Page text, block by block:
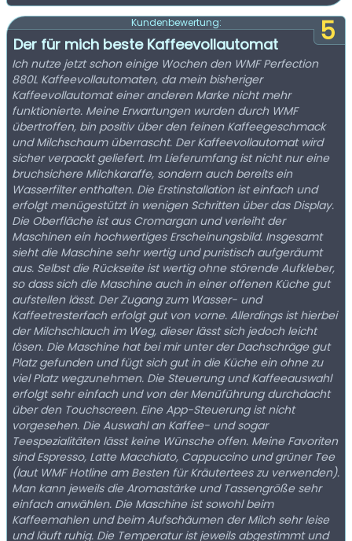
5
Kundenbewertung:
Der für mich beste Kaffeevollautomat
Ich nutze jetzt schon einige Wochen den WMF Perfection
880L Kaffeevollautomaten, da mein bisheriger
Kaffeevollautomat einer anderen Marke nicht mehr
funktionierte. Meine Erwartungen wurden durch WMF
übertroffen, bin positiv über den feinen Kaffeegeschmack
und Milchschaum überrascht. Der Kaffeevollautomat wird
sicher verpackt geliefert. Im Lieferumfang ist nicht nur eine
bruchsichere Milchkaraffe, sondern auch bereits ein
Wasserfilter enthalten. Die Erstinstallation ist einfach und
erfolgt menügestützt in wenigen Schritten über das Display.
Die Oberfläche ist aus Cromargan und verleiht der
Maschinen ein hochwertiges Erscheinungsbild. Insgesamt
sieht die Maschine sehr wertig und puristisch aufgeräumt
aus. Selbst die Rückseite ist wertig ohne störende Aufkleber,
so dass sich die Maschine auch in einer offenen Küche gut
aufstellen lässt. Der Zugang zum Wasser- und
Kaffeetresterfach erfolgt gut von vorne. Allerdings ist hierbei
der Milchschlauch im Weg, dieser lässt sich jedoch leicht
lösen. Die Maschine hat bei mir unter der Dachschräge gut
Platz gefunden und fügt sich gut in die Küche ein ohne zu
viel Platz wegzunehmen. Die Steuerung und Kaffeeauswahl
erfolgt sehr einfach und von der Menüführung durchdacht
über den Touchscreen. Eine App-Steuerung ist nicht
vorgesehen. Die Auswahl an Kaffee- und sogar
Teespezialitäten lässt keine Wünsche offen. Meine Favoriten
sind Espresso, Latte Macchiato, Cappuccino und grüner Tee
(laut WMF Hotline am Besten für Kräutertees zu verwenden).
Man kann jeweils die Aromastärke und Tassengröße sehr
einfach anwählen. Die Maschine ist sowohl beim
Kaffeemahlen und beim Aufschäumen der Milch sehr leise
und läuft ruhig. Die Temperatur ist jeweils abgestimmt und